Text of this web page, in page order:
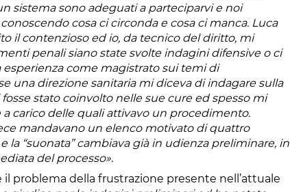
sistema sono adeguati a parteciparvi e noi
cosa ci circonda e cosa ci manca. Luca
il contenzioso ed io, da tecnico del diritto, mi
penali siano state svolte indagini difensive o ci
come magistrato sui temi di
una direzione sanitaria mi diceva di indagare sulla
stato coinvolto nelle sue cure ed spesso mi
carico delle quali attivavo un procedimento.
mandavano un elenco motivato di quattro
la “suonata” cambiava già in udienza preliminare, in
del processo».
problema della frustrazione presente nell’attuale